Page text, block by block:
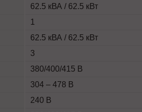
62.5 кВА / 62.5 кВт
1
62.5 кВА / 62.5 кВт
3
380/400/415 В
304 – 478 В
240 В